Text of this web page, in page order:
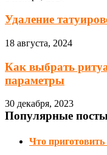
Удаление
18 августа, 2024
Как выбрать
параметры
30 декабря, 2023
Популярные
Что